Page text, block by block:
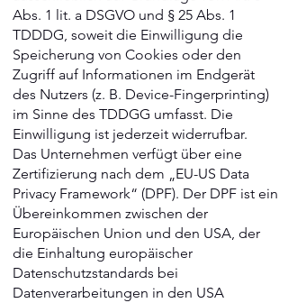
Abs. 1 lit. a DSGVO und § 25 Abs. 1
TDDDG, soweit die Einwilligung die
Speicherung von Cookies oder den
Zugriff auf Informationen im Endgerät
des Nutzers (z. B. Device-Fingerprinting)
im Sinne des TDDGG umfasst. Die
Einwilligung ist jederzeit widerrufbar.
Das Unternehmen verfügt über eine
Zertifizierung nach dem „EU-US Data
Privacy Framework“ (DPF). Der DPF ist ein
Übereinkommen zwischen der
Europäischen Union und den USA, der
die Einhaltung europäischer
Datenschutzstandards bei
Datenverarbeitungen in den USA